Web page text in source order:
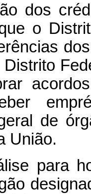
dos
o
de
União.
para